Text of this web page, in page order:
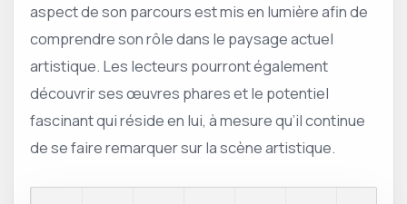
aspect de son parcours est mis en lumière afin de
comprendre son rôle dans le paysage actuel
artistique. Les lecteurs pourront également
découvrir ses œuvres phares et le potentiel
fascinant qui réside en lui, à mesure qu’il continue
de se faire remarquer sur la scène artistique.